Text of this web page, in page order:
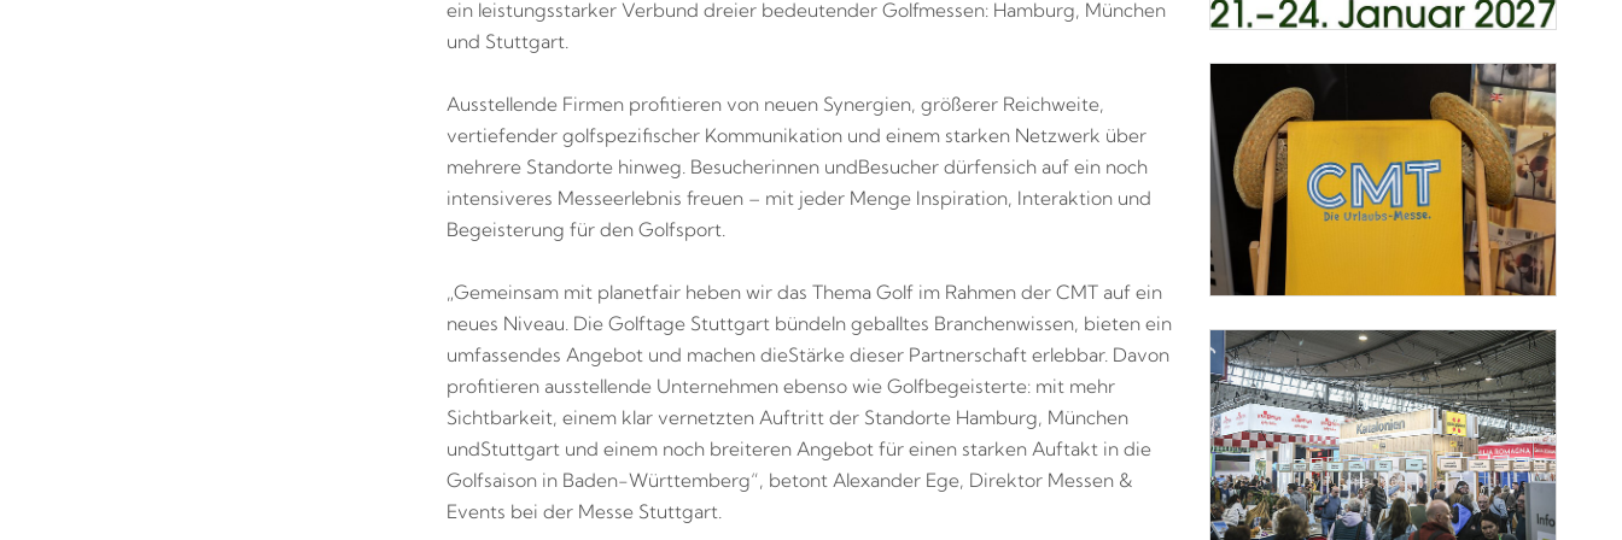
ein leistungsstarker Verbund dreier bedeutender Golfmessen: Hamburg, München
und Stuttgart.
Ausstellende Firmen profitieren von neuen Synergien, größerer Reichweite,
vertiefender golfspezifischer Kommunikation und einem starken Netzwerk über
mehrere Standorte hinweg. Besucherinnen undBesucher dürfensich auf ein noch
intensiveres Messeerlebnis freuen – mit jeder Menge Inspiration, Interaktion und
Begeisterung für den Golfsport.
„Gemeinsam mit planetfair heben wir das Thema Golf im Rahmen der CMT auf ein
neues Niveau. Die Golftage Stuttgart bündeln geballtes Branchenwissen, bieten ein
umfassendes Angebot und machen dieStärke dieser Partnerschaft erlebbar. Davon
profitieren ausstellende Unternehmen ebenso wie Golfbegeisterte: mit mehr
Sichtbarkeit, einem klar vernetzten Auftritt der Standorte Hamburg, München
undStuttgart und einem noch breiteren Angebot für einen starken Auftakt in die
Golfsaison in Baden-Württemberg“, betont Alexander Ege, Direktor Messen &
Events bei der Messe Stuttgart.